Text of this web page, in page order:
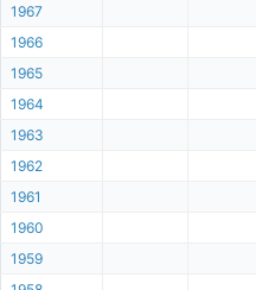
1967
1966
1965
1964
1963
1962
1961
1960
1959